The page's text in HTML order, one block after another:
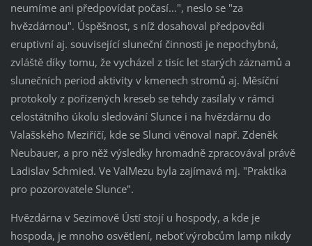
neumíme ani předpovídat počasí…", neslo se "za
hvězdárnou". Úspěšnost, s níž dosahoval předpovědi
eruptivní aj. související sluneční činnosti je nepochybná,
zvláště díky tomu, že vycházel z tisíc let starých záznamů a
slunečních period aktivity v kmenech stromů aj. Měsíční
protokoly z pořízených kreseb se tehdy zasílaly v rámci
celostátního úkolu sledování Slunce i na hvězdárnu do
Valašského Meziříčí, kde se Slunci věnoval např. Zdeněk
Neubauer, a pro něž výsledky hromadně zpracovával právě
Ladislav Schmied. Ve ValMezu byla zajímavá mj. "Praktika
pro pozorovatele Slunce".
Hvězdárna v Sezimově Ústí stojí u hospody, a kde je
hospoda, je mnoho osvětlení, neboť výrobcům lamp nikdy